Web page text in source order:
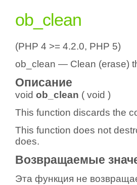
ob_clean
(PHP 4 >= 4.2.0, PHP 5)
ob_clean — Clean (erase)
Описание
void ob_clean ( void )
This function discards the
This function does not
does.
Возвращаемые
Эта функция не